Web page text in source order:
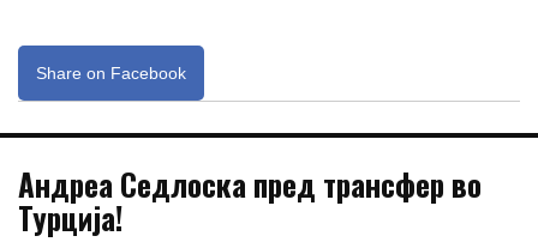
Share on Facebook
Андреа Седлоска пред трансфер во
Турција!